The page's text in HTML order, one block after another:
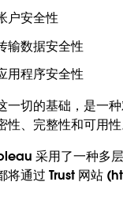
户安全性
输数据安全性
用程序安全性
一切的基础，是一
性、完整性和可用性
采用了一种多
将通过 Trust 网站